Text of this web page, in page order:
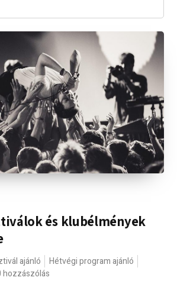
és klubélmények
ajánló
Hétvégi program ajánló
hozzászólás